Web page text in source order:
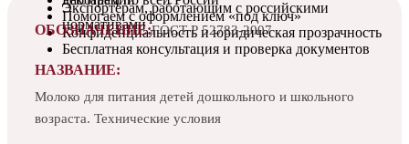
Экспортёрам, работающим с российскими
нормативами
Помогаем с оформлением «под ключ»
Конфиденциальность и юридическая прозрачность
Бесплатная консультация и проверка документов
ОБОЗНАЧЕНИЕ:ГОСТ Р 52783-2007
НАЗВАНИЕ:
Молоко для питания детей дошкольного и школьного
возраста. Технические условия